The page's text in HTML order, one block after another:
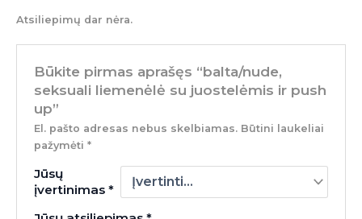
Atsiliepimų dar nėra.
Būkite pirmas aprašęs “balta/nude,
seksuali liemenėlė su juostelėmis ir push
up”
El. pašto adresas nebus skelbiamas. Būtini laukeliai
pažymėti*
Jūsų
įvertinimas*